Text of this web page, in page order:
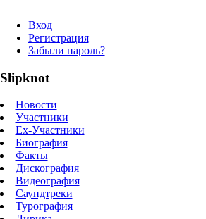
Вход
Регистрация
Забыли пароль?
Slipknot
Новости
Участники
Ex-Участники
Биография
Факты
Дискография
Видеография
Саундтреки
Турография